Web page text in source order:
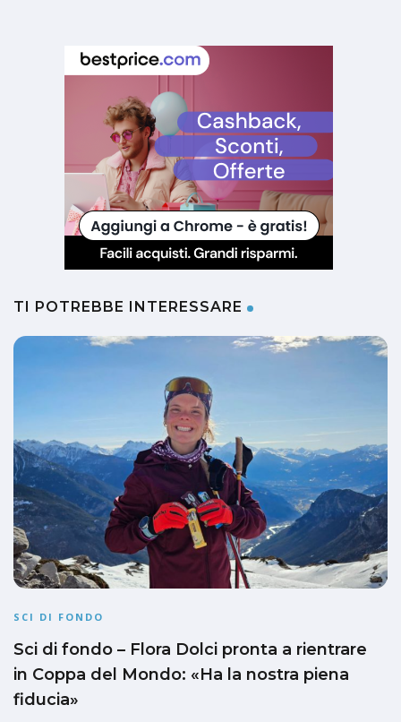
TI POTREBBE INTERESSARE
SCI DI FONDO
Sci di fondo – Flora Dolci pronta a rientrare
in Coppa del Mondo: «Ha la nostra piena
fiducia»